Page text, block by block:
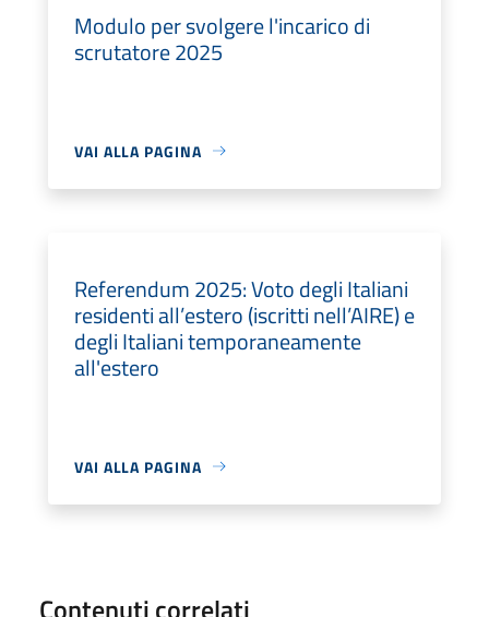
Modulo per svolgere l'incarico di
scrutatore 2025
VAI ALLA PAGINA
Referendum 2025: Voto degli Italiani
residenti all’estero (iscritti nell’AIRE) e
degli Italiani temporaneamente
all'estero
VAI ALLA PAGINA
Contenuti correlati